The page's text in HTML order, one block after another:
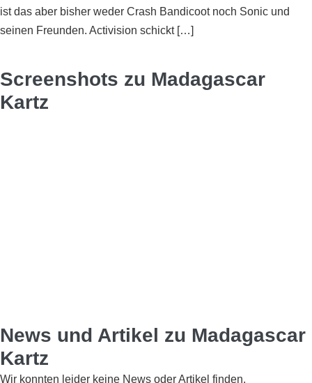
ist das aber bisher weder Crash Bandicoot noch Sonic und
seinen Freunden. Activision schickt […]
Screenshots zu Madagascar
Kartz
News und Artikel zu Madagascar
Kartz
Wir konnten leider keine News oder Artikel finden.